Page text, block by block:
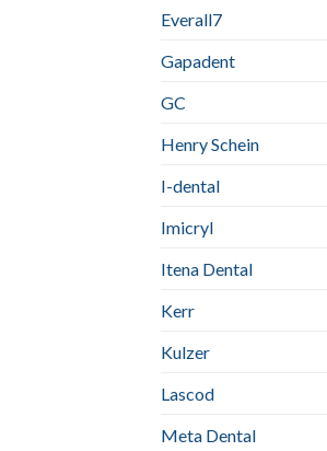
Everall7
Gapadent
GC
Henry Schein
I-dental
Imicryl
Itena Dental
Kerr
Kulzer
Lascod
Meta Dental